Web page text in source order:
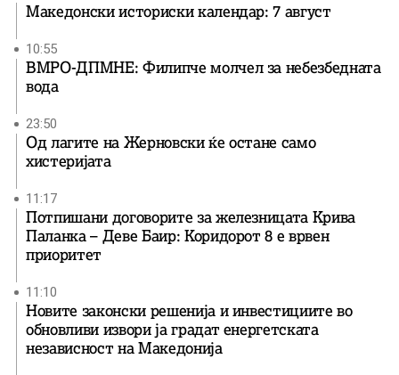
Македонски историски календар: 7 август
10:55
ВМРО-ДПМНЕ: Филипче молчел за небезбедната
вода
23:50
Од лагите на Жерновски ќе остане само
хистеријата
11:17
Потпишани договорите за железницата Крива
Паланка – Деве Баир: Коридорот 8 е врвен
приоритет
11:10
Новите законски решенија и инвестициите во
обновливи извори ја градат енергетската
независност на Македонија